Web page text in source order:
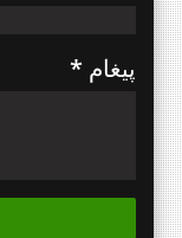
پیغام *